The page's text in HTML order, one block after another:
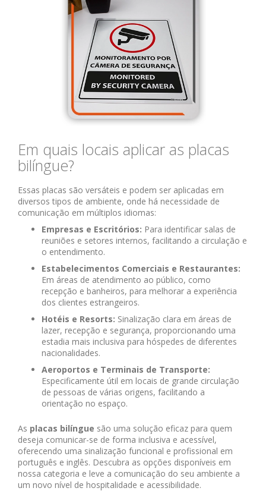
Em quais locais aplicar as placas
bilíngue?
Essas placas são versáteis e podem ser aplicadas em
diversos tipos de ambiente, onde há necessidade de
comunicação em múltiplos idiomas:
Empresas e Escritórios: Para identificar salas de
reuniões e setores internos, facilitando a circulação e
o entendimento.
Estabelecimentos Comerciais e Restaurantes:
Em áreas de atendimento ao público, como
recepção e banheiros, para melhorar a experiência
dos clientes estrangeiros.
Hotéis e Resorts: Sinalização clara em áreas de
lazer, recepção e segurança, proporcionando uma
estadia mais inclusiva para hóspedes de diferentes
nacionalidades.
Aeroportos e Terminais de Transporte:
Especificamente útil em locais de grande circulação
de pessoas de várias origens, facilitando a
orientação no espaço.
As placas bilíngue são uma solução eficaz para quem
deseja comunicar-se de forma inclusiva e acessível,
oferecendo uma sinalização funcional e profissional em
português e inglês. Descubra as opções disponíveis em
nossa categoria e leve a comunicação do seu ambiente a
um novo nível de hospitalidade e acessibilidade.